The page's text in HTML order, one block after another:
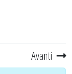
Avanti